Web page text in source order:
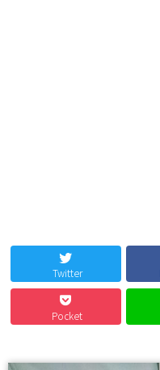
Twitter
Pocket